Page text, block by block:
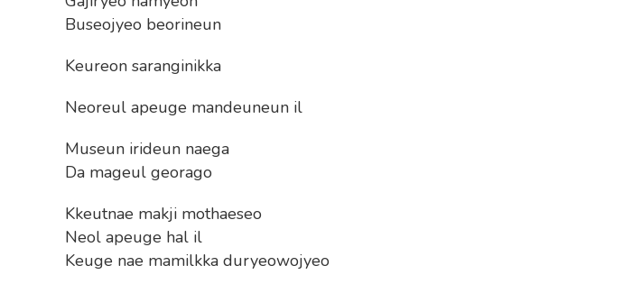
Buseojyeo beorineun
Keureon saranginikka
Neoreul apeuge mandeuneun il
Museun irideun naega
Da mageul georago
Kkeutnae makji mothaeseo
Neol apeuge hal il
Keuge nae mamilkka duryeowojyeo